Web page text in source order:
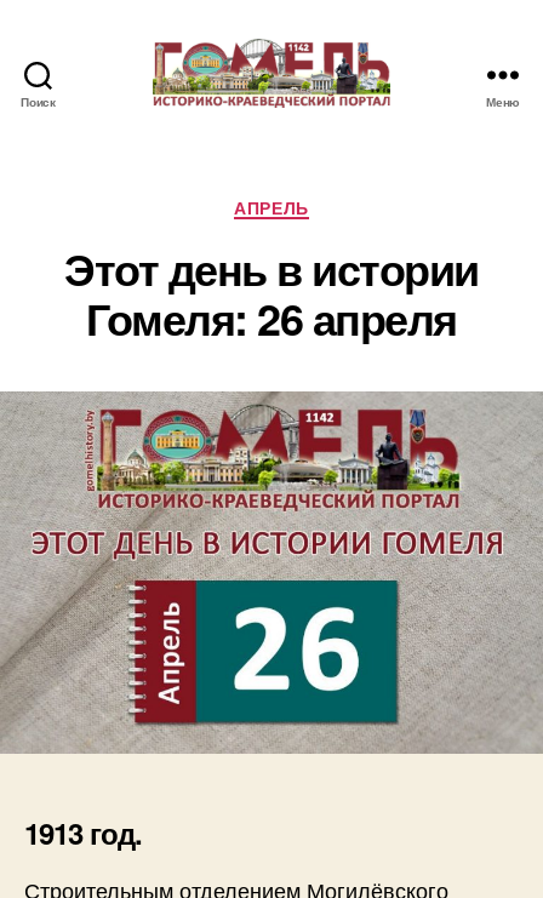
Поиск
даты
Гомеля
Меню
Рубрики
АПРЕЛЬ
Этот день в истории
Гомеля: 26 апреля
1913 год.
Строительным отделением Могилёвского